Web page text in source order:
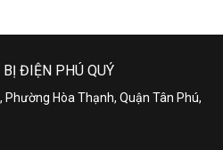
BỊ ĐIỆN PHÚ QUÝ
Hòa Thạnh, Quận Tân Phú,